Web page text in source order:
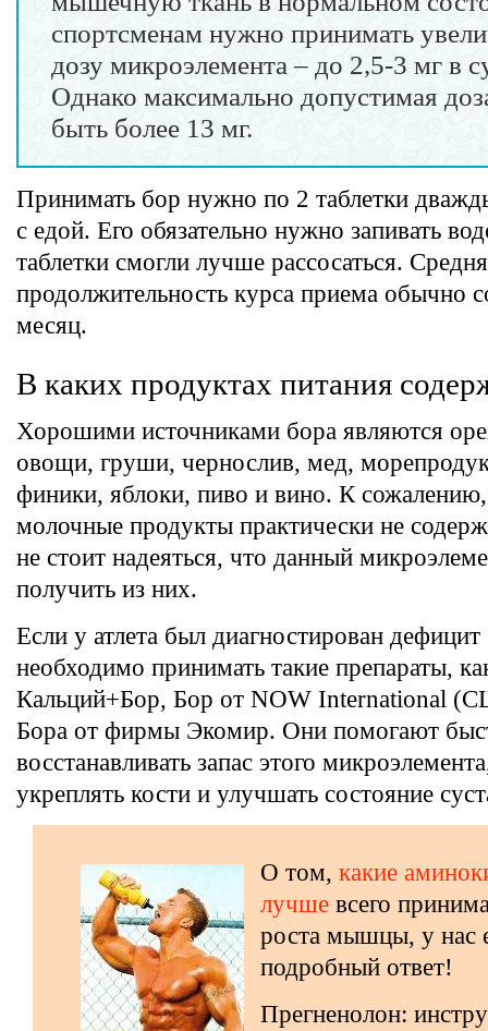
спортсменам нужно принимать
дозу микроэлемента – до 2,5-3 мг в
Однако максимально допустимая
быть более 13 мг.
Принимать бор нужно по 2 таблетки
с едой. Его обязательно нужно запивать
таблетки смогли лучше рассосаться.
продолжительность курса приема обычно
месяц.
В каких продуктах питания
Хорошими источниками бора являются
овощи, груши, чернослив, мед,
финики, яблоки, пиво и вино. К
молочные продукты практически не
не стоит надеяться, что данный
получить из них.
Если у атлета был диагностирован
необходимо принимать такие препараты,
Кальций+Бор, Бор от NOW International
Бора от фирмы Экомир. Они помогают
восстанавливать запас этого
укреплять кости и улучшать состояние
О том, какие
лучше всего
роста мышцы, у нас
подробный ответ!
Прегненолон: